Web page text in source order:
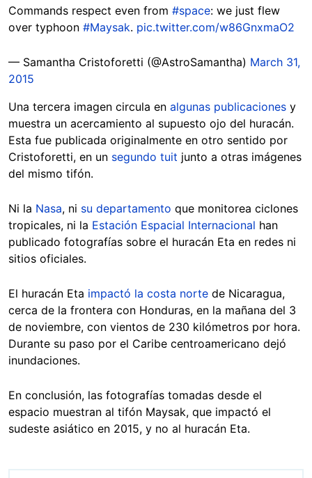
Commands respect even from #space: we just flew
over typhoon #Maysak. pic.twitter.com/w86GnxmaO2
— Samantha Cristoforetti (@AstroSamantha) March 31,
2015
Una tercera imagen circula en algunas publicaciones y
muestra un acercamiento al supuesto ojo del huracán.
Esta fue publicada originalmente en otro sentido por
Cristoforetti, en un segundo tuit junto a otras imágenes
del mismo tifón.
Ni la Nasa, ni su departamento que monitorea ciclones
tropicales, ni la Estación Espacial Internacional han
publicado fotografías sobre el huracán Eta en redes ni
sitios oficiales.
El huracán Eta impactó la costa norte de Nicaragua,
cerca de la frontera con Honduras, en la mañana del 3
de noviembre, con vientos de 230 kilómetros por hora.
Durante su paso por el Caribe centroamericano dejó
inundaciones.
En conclusión, las fotografías tomadas desde el
espacio muestran al tifón Maysak, que impactó el
sudeste asiático en 2015, y no al huracán Eta.